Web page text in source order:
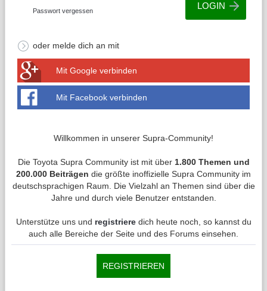
Passwort vergessen
oder melde dich an mit
Mit Google verbinden
Mit Facebook verbinden
Willkommen in unserer Supra-Community!
Die Toyota Supra Community ist mit über 1.800 Themen und
200.000 Beiträgen die größte inoffizielle Supra Community im
deutschsprachigen Raum. Die Vielzahl an Themen sind über die
Jahre und durch viele Benutzer entstanden.
Unterstütze uns und registrieredich heute noch, so kannst du
auch alle Bereiche der Seite und des Forums einsehen.
REGISTRIEREN